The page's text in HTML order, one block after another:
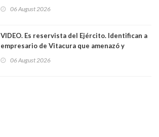
06 August 2026
VIDEO. Es reservista del Ejército. Identifican a
empresario de Vitacura que amenazó y
al "ring raja". Se trata de Andrés Arrieta y la
06 August 2026